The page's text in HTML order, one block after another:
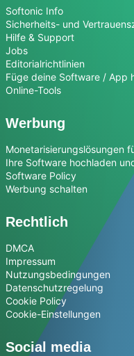
Softonic Info
Sicherheits- und
Hilfe & Support
Jobs
Editorialrichtlinien
Füge deine Software / App
Online-Tools
Werbung
Monetarisierungslösungen
Ihre Software hochladen
Software Policy
Werbung schalten
Rechtlich
DMCA
Impressum
Nutzungsbedingungen
Datenschutzregelung
Cookie Policy
Cookie-Einstellungen
Social media